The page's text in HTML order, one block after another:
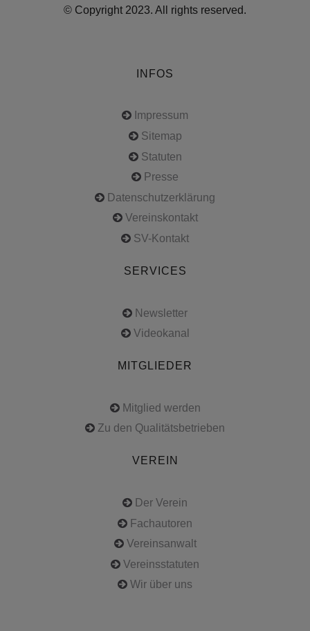
© Copyright 2023. All rights reserved.
INFOS
Impressum
Sitemap
Statuten
Presse
Datenschutzerklärung
Vereinskontakt
SV-Kontakt
SERVICES
Newsletter
Videokanal
MITGLIEDER
Mitglied werden
Zu den Qualitätsbetrieben
VEREIN
Der Verein
Fachautoren
Vereinsanwalt
Vereinsstatuten
Wir über uns